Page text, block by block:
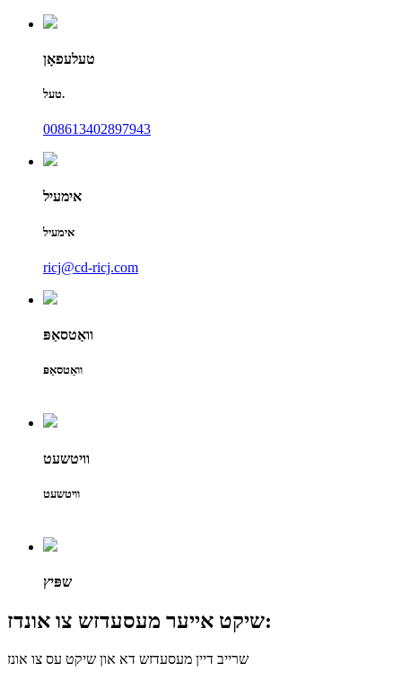
טעלעפאָן
טעל.
008613402897943
אימעיל
אימעיל
ricj@cd-ricj.com
וואַטסאַפּ
וואַטסאַפּ
וויטשעט
וויטשעט
שפּיץ
שיקט אייער מעסעדזש צו אונדז:
שרייב דיין מעסעדזש דא און שיקט עס צו אונז